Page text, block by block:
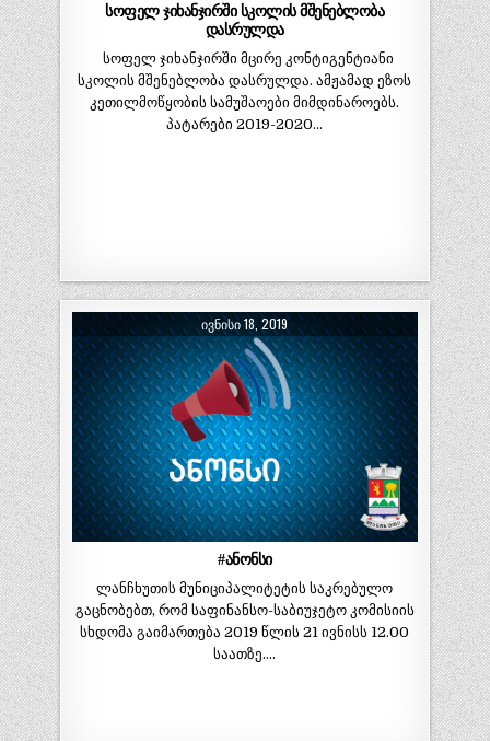
სოფელ ჯიხანჯირში სკოლის მშენებლობა
დასრულდა
სოფელ ჯიხანჯირში მცირე კონტიგენტიანი
სკოლის მშენებლობა დასრულდა. ამჟამად ეზოს
კეთილმოწყობის სამუშაოები მიმდინაროებს.
პატარები 2019-2020…
ᲘᲕᲜᲘᲡᲘ 18, 2019
#ანონსი
ლანჩხუთის მუნიციპალიტეტის საკრებულო
გაცნობებთ, რომ საფინანსო-საბიუჯეტო კომისიის
სხდომა გაიმართება 2019 წლის 21 ივნისს 12.00
საათზე….